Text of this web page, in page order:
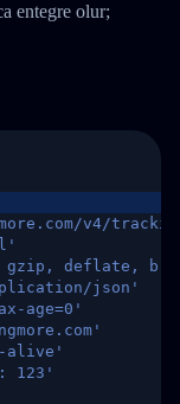
entegre olur;
v4/trackings/
gzip, deflate,
json'
age=0'
alive'
123'